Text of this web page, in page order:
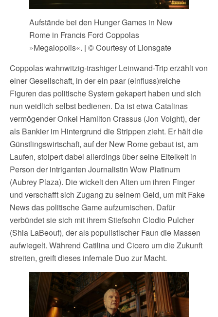
Aufstände bei den Hunger Games in New
Rome in Francis Ford Coppolas
»Megalopolis«. | © Courtesy of Lionsgate
Coppolas wahnwitzig-trashiger Leinwand-Trip erzählt von
einer Gesellschaft, in der ein paar (einfluss)reiche
Figuren das politische System gekapert haben und sich
nun weidlich selbst bedienen. Da ist etwa Catalinas
vermögender Onkel Hamilton Crassus (Jon Voight), der
als Bankier im Hintergrund die Strippen zieht. Er hält die
Günstlingswirtschaft, auf der New Rome gebaut ist, am
Laufen, stolpert dabei allerdings über seine Eitelkeit in
Person der intriganten Journalistin Wow Platinum
(Aubrey Plaza). Die wickelt den Alten um ihren Finger
und verschafft sich Zugang zu seinem Geld, um mit Fake
News das politische Game aufzumischen. Dafür
verbündet sie sich mit ihrem Stiefsohn Clodio Pulcher
(Shia LaBeouf), der als populistischer Faun die Massen
aufwiegelt. Während Catilina und Cicero um die Zukunft
streiten, greift dieses infernale Duo zur Macht.